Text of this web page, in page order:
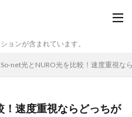
ョンが含まれています。
So-net光とNURO光を比較！速度重視な
速度重視ならどっちが